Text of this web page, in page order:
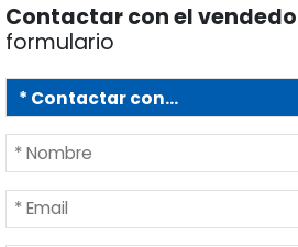
Contactar con el
formulario